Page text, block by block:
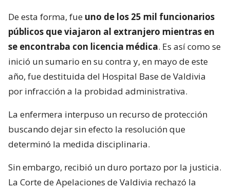
De esta forma, fue uno de los 25 mil funcionarios
públicos que viajaron al extranjero mientras en
se encontraba con licencia médica. Es así como se
inició un sumario en su contra y, en mayo de este
año, fue destituida del Hospital Base de Valdivia
por infracción a la probidad administrativa.
La enfermera interpuso un recurso de protección
buscando dejar sin efecto la resolución que
determinó la medida disciplinaria.
Sin embargo, recibió un duro portazo por la justicia.
La Corte de Apelaciones de Valdivia rechazó la